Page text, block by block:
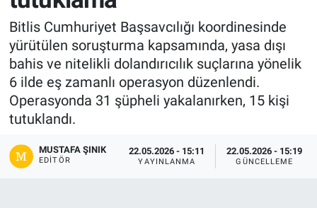
Bitlis Cumhuriyet Başsavcılığı koordinesinde
yürütülen soruşturma kapsamında, yasa dışı
bahis ve nitelikli dolandırıcılık suçlarına yönelik
6 ilde eş zamanlı operasyon düzenlendi.
Operasyonda 31 şüpheli yakalanırken, 15 kişi
tutuklandı.
MUSTAFA ŞINIK
EDITÖR
22.05.2026 - 15:11
YAYINLANMA
22.05.2026 - 15:19
GÜNCELLEME
Genel
Gündem
Kültür-Sanat
Magazin
Politika